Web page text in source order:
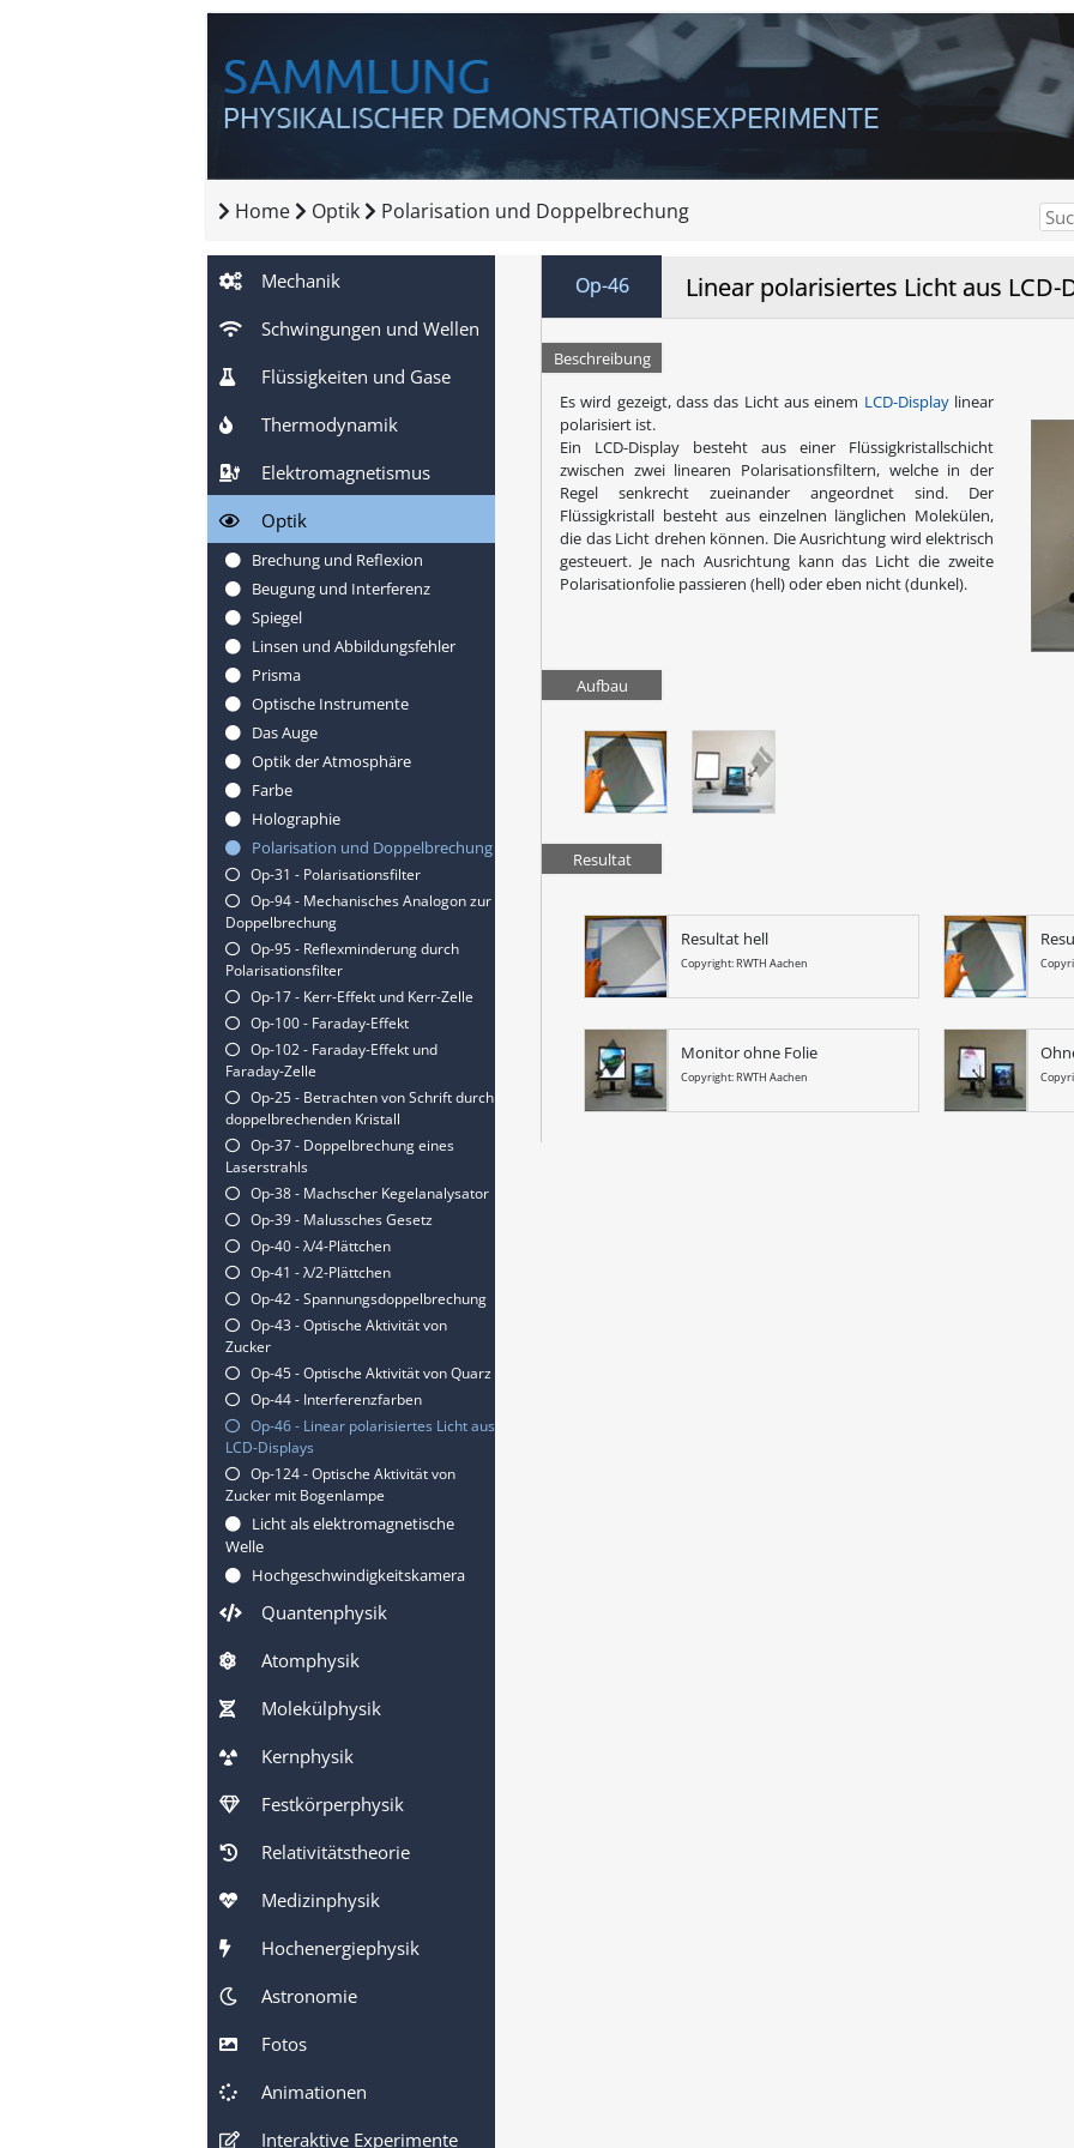
Home Optik Polarisation und Doppelbrechung
Mechanik
Schwingungen und Wellen
Flüssigkeiten und Gase
Thermodynamik
Elektromagnetismus
Optik
Brechung und Reflexion
Beugung und Interferenz
Spiegel
Linsen und Abbildungsfehler
Prisma
Optische Instrumente
Das Auge
Optik der Atmosphäre
Farbe
Holographie
Polarisation und Doppelbrechung
Op-31 - Polarisationsfilter
Op-94 - Mechanisches Analogon zur
Doppelbrechung
Op-95 - Reflexminderung durch
Polarisationsfilter
Op-17 - Kerr-Effekt und Kerr-Zelle
Op-100 - Faraday-Effekt
Op-102 - Faraday-Effekt und
Faraday-Zelle
Op-25 - Betrachten von Schrift durch
doppelbrechenden Kristall
Op-37 - Doppelbrechung eines
Laserstrahls
Op-38 - Machscher Kegelanalysator
Op-39 - Malussches Gesetz
Op-40 - λ/4-Plättchen
Op-41 - λ/2-Plättchen
Op-42 - Spannungsdoppelbrechung
Op-43 - Optische Aktivität von
Zucker
Op-45 - Optische Aktivität von Quarz
Op-44 - Interferenzfarben
Op-46 - Linear polarisiertes Licht aus
LCD-Displays
Op-124 - Optische Aktivität von
Zucker mit Bogenlampe
Licht als elektromagnetische
Welle
Hochgeschwindigkeitskamera
Quantenphysik
Atomphysik
Molekülphysik
Kernphysik
Festkörperphysik
Relativitätstheorie
Medizinphysik
Hochenergiephysik
Astronomie
Fotos
Animationen
Interaktive Experimente
Op-46 Linear polarisiertes Licht aus LCD-
Beschreibung
Es wird gezeigt, dass das Licht aus einem LCD-Displaylinear
polarisiert ist.
Ein LCD-Display besteht aus einer Flüssigkristallschicht
zwischen zwei linearen Polarisationsfiltern, welche in der
Regel senkrecht zueinander angeordnet sind. Der
Flüssigkristall besteht aus einzelnen länglichen Molekülen,
die das Licht drehen können. Die Ausrichtung wird elektrisch
gesteuert. Je nach Ausrichtung kann das Licht die zweite
Polarisationfolie passieren (hell) oder eben nicht (dunkel).
Aufbau
Resultat
Resultat hell
Copyright: RWTH Aachen
Monitor ohne Folie
Copyright: RWTH Aachen